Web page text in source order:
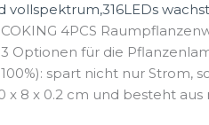
4PCS
Optionen für die
spart nicht nur Strom,
x 8 x 0.2 cm und besteht